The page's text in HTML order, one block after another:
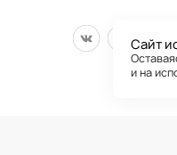
Сайт
и на